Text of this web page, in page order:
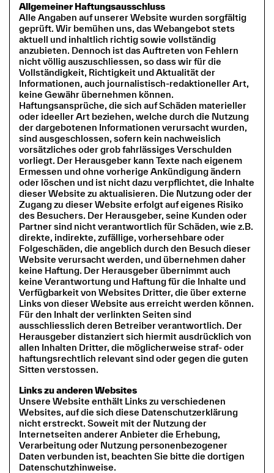
Allgemeiner Haftungsausschluss
Alle Angaben auf unserer Website wurden sorgfältig
geprüft. Wir bemühen uns, das Webangebot stets
aktuell und inhaltlich richtig sowie vollständig
anzubieten. Dennoch ist das Auftreten von Fehlern
nicht völlig auszuschliessen, so dass wir für die
Vollständigkeit, Richtigkeit und Aktualität der
Informationen, auch journalistisch-redaktioneller Art,
keine Gewähr übernehmen können.
Haftungsansprüche, die sich auf Schäden materieller
oder ideeller Art beziehen, welche durch die Nutzung
der dargebotenen Informationen verursacht wurden,
sind ausgeschlossen, sofern kein nachweislich
vorsätzliches oder grob fahrlässiges Verschulden
vorliegt. Der Herausgeber kann Texte nach eigenem
Ermessen und ohne vorherige Ankündigung ändern
oder löschen und ist nicht dazu verpflichtet, die Inhalte
dieser Website zu aktualisieren. Die Nutzung oder der
Zugang zu dieser Website erfolgt auf eigenes Risiko
des Besuchers. Der Herausgeber, seine Kunden oder
Partner sind nicht verantwortlich für Schäden, wie z.B.
direkte, indirekte, zufällige, vorhersehbare oder
Folgeschäden, die angeblich durch den Besuch dieser
Website verursacht werden, und übernehmen daher
keine Haftung. Der Herausgeber übernimmt auch
keine Verantwortung und Haftung für die Inhalte und
Verfügbarkeit von Websites Dritter, die über externe
Links von dieser Website aus erreicht werden können.
Für den Inhalt der verlinkten Seiten sind
ausschliesslich deren Betreiber verantwortlich. Der
Herausgeber distanziert sich hiermit ausdrücklich von
allen Inhalten Dritter, die möglicherweise straf- oder
haftungsrechtlich relevant sind oder gegen die guten
Sitten verstossen.
Links zu anderen Websites
Unsere Website enthält Links zu verschiedenen
Websites, auf die sich diese Datenschutzerklärung
nicht erstreckt. Soweit mit der Nutzung der
Internetseiten anderer Anbieter die Erhebung,
Verarbeitung oder Nutzung personenbezogener
Daten verbunden ist, beachten Sie bitte die dortigen
Datenschutzhinweise.